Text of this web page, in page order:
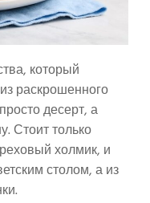
который
раскрошенного
десерт, а
Стоит только
холмик, и
столом, а из